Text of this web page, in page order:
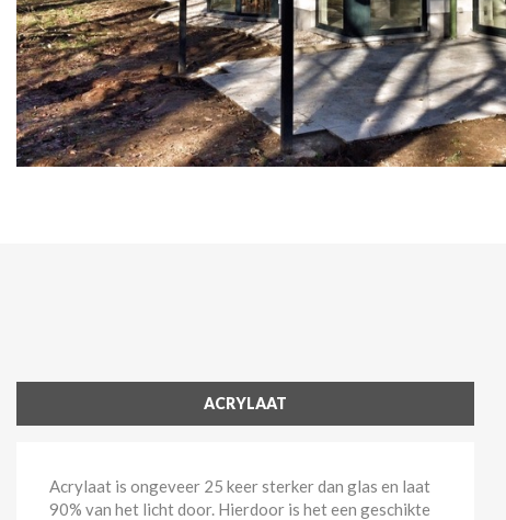
ACRYLAAT
Acrylaat is ongeveer 25 keer sterker dan glas en laat
90% van het licht door. Hierdoor is het een geschikte